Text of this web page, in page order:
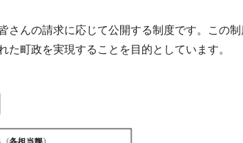
さんの請求に応じて公開する制度です。この
町政を実現することを目的としています。